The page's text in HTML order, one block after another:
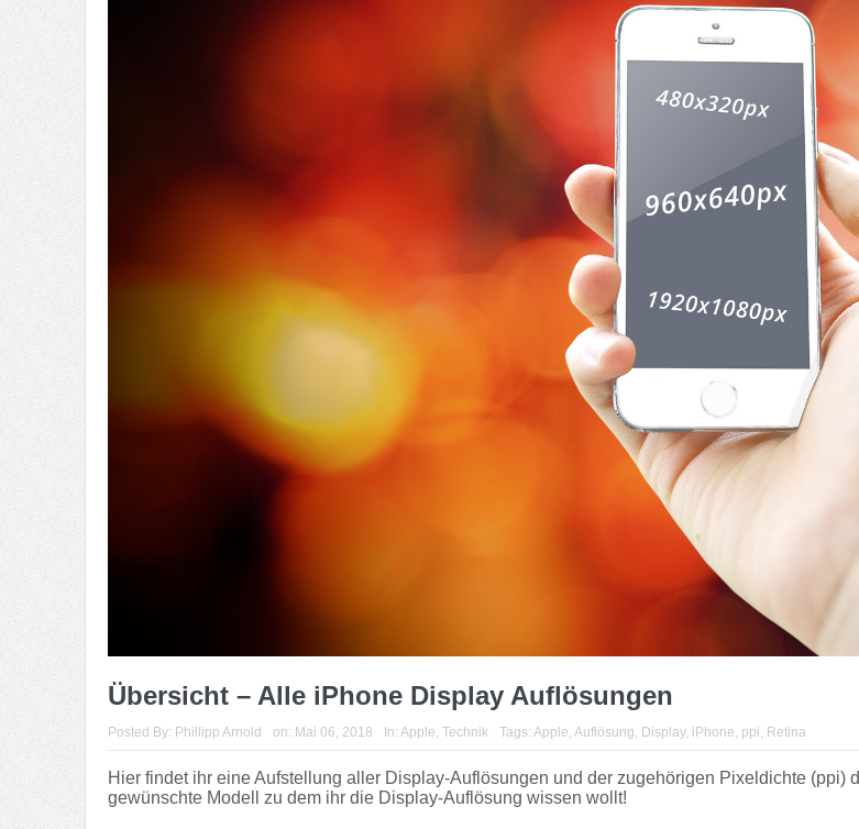
Übersicht – Alle iPhone Display Auflösungen
Posted By: Phillipp Arnold on: Mai 06, 2018 In: Apple, Technik Tags: Apple, Auflösung, Display, iPhone, ppi, Retina
Hier findet ihr eine Aufstellung aller Display-Auflösungen und der zugehörigen Pixeldichte
gewünschte Modell zu dem ihr die Display-Auflösung wissen wollt!